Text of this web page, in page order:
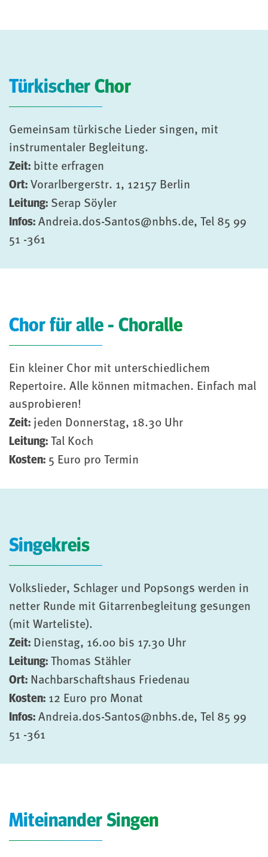
Türkischer Chor
Gemeinsam türkische Lieder singen, mit
instrumentaler Begleitung.
Zeit: bitte erfragen
Ort: Vorarlbergerstr. 1, 12157 Berlin
Leitung: Serap Söyler
Infos: Andreia.dos-Santos@nbhs.de, Tel 85 99
51 -361
Chor für alle - Choralle
Ein kleiner Chor mit unterschiedlichem
Repertoire. Alle können mitmachen. Einfach mal
ausprobieren!
Zeit: jeden Donnerstag, 18.30 Uhr
Leitung: Tal Koch
Kosten: 5 Euro pro Termin
Singekreis
Volkslieder, Schlager und Popsongs werden in
netter Runde mit Gitarrenbegleitung gesungen
(mit Warteliste).
Zeit: Dienstag, 16.00 bis 17.30 Uhr
Leitung: Thomas Stähler
Ort: Nachbarschaftshaus Friedenau
Kosten: 12 Euro pro Monat
Infos: Andreia.dos-Santos@nbhs.de, Tel 85 99
51 -361
Miteinander Singen